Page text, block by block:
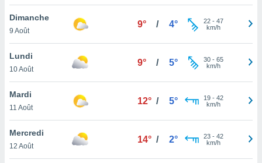
ou
le
ainsi
un
la
du
Dimanche
9 Août
9° / 4° 22- 47
km/h
Lundi
10 Août
9° / 5° 30- 65
km/h
Mardi
11 Août
12° / 5° 19- 42
km/h
Mercredi
12 Août
14° / 2° 23- 42
km/h